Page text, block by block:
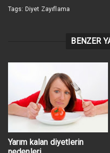
Tags: Diyet Zayıflama
BENZER
Yarım kalan diyetlerin